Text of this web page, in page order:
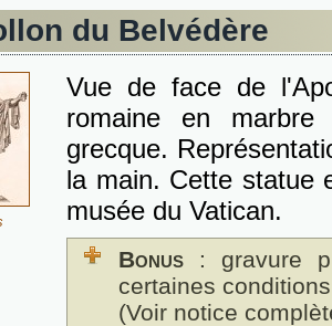
du Belvédère
Vue de face de
romaine en
grecque.
la main. Cette statue
musée du Vatican.
Bonus : gravure
certaines
(Voir notice